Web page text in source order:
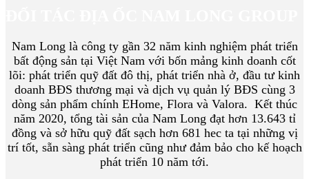
Nam Long là công ty gần 32 năm kinh nghiệm phát triển
bất động sản tại Việt Nam với bốn mảng kinh doanh cốt
lõi: phát triển quỹ đất đô thị, phát triển nhà ở, đầu tư kinh
doanh BĐS thương mại và dịch vụ quản lý BĐS cùng 3
dòng sản phẩm chính EHome, Flora và Valora. Kết thúc
năm 2020, tổng tài sản của Nam Long đạt hơn 13.643 tỉ
đồng và sở hữu quỹ đất sạch hơn 681 hec ta tại những vị
trí tốt, sẵn sàng phát triển cũng như đảm bảo cho kế hoạch
phát triển 10 năm tới.